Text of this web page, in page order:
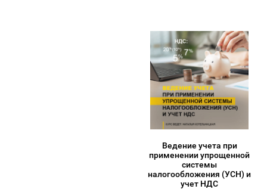
Ведение учета при
применении упрощенной
системы
налогообложения (УСН) и
учет НДС